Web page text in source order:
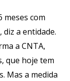
meses com
diz a entidade.
a CNTA,
que hoje tem
Mas a medida